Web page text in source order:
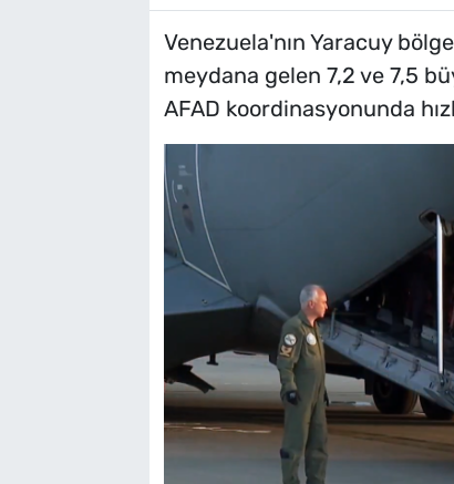
Venezuela'nın Yaracuy
meydana gelen 7,2 ve 7,5
AFAD koordinasyonunda